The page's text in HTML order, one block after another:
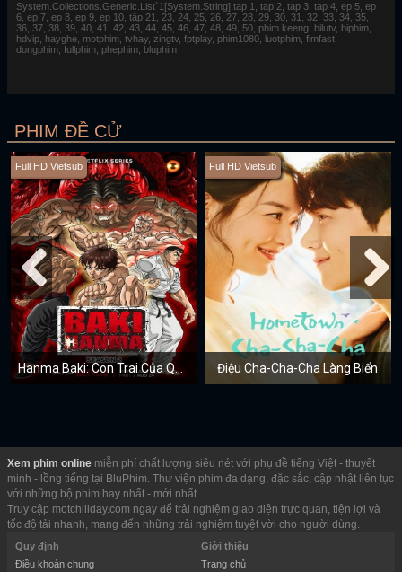
System.Collections.Generic.List`1[System.String] tap 1, tap 2, tap 3, tap 4, ep 5, ep
6, ep 7, ep 8, ep 9, ep 10, tập 21, 23, 24, 25, 26, 27, 28, 29, 30, 31, 32, 33, 34, 35,
36, 37, 38, 39, 40, 41, 42, 43, 44, 45, 46, 47, 48, 49, 50, phim keeng, bilutv, biphim,
hdvip, hayghe, motphim, tvhay, zingtv, fptplay, phim1080, luotphim, fimfast,
dongphim, fullphim, phephim, bluphim
PHIM ĐỀ CỬ
Full HD Vietsub
Hanma Baki: Con Trai Của Quỷ (Mùa 2)
Full HD Vietsub
Điệu Cha-Cha-Cha Làng Biển
Xem phim online miễn phí chất lượng siêu nét với phụ đề tiếng Việt - thuyết
minh - lồng tiếng tại BluPhim. Thư viện phim đa dạng, đặc sắc, cập nhật liên tục
với những bộ phim hay nhất - mới nhất.
Truy cập motchillday.com ngay để trải nghiệm giao diện trực quan, tiện lợi và
tốc độ tải nhanh, mang đến những trải nghiệm tuyệt vời cho người dùng.
Quy định
Điều khoản chung
Giới thiệu
Trang chủ